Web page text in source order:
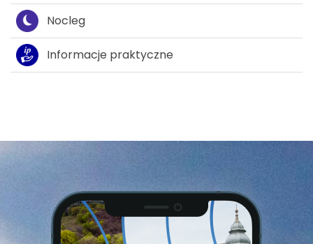
Nocleg
Informacje praktyczne